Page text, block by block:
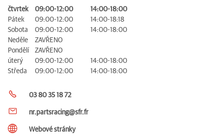
čtvrtek 09:00-12:00
14:00-18:00
Pátek
09:00-12:00
14:00-18:18
Sobota
09:00-12:00
14:00-18:00
Neděle
ZAVŘENO
Pondělí
ZAVŘENO
úterý
09:00-12:00
14:00-18:00
Středa
09:00-12:00 14:00-18:00
03 80 35 18 72
nr.partsracing@sfr.fr
Webové stránky